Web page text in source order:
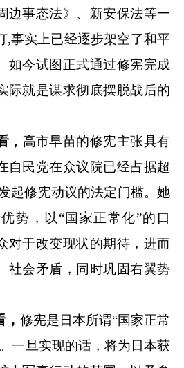
边事态法》、新安保法等一
,事实上已经逐步架空了和平
如今试图正式通过修宪完成
际就是谋求彻底摆脱战后的
， 高市早苗的修宪主张具有
自民党在众议院已经占据超
起修宪动议的法定门槛。她
势，以“国家正常化”的口
对于改变现状的期待，进而
社会矛盾，同时巩固右翼势
修宪是日本所谓“国家正常
一旦实现的话，将为日本获